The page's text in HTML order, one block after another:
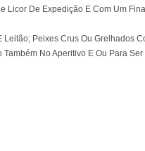
Licor De Expedição E Com Um
Peixes Crus Ou Grelhados
No Aperitivo E Ou Para